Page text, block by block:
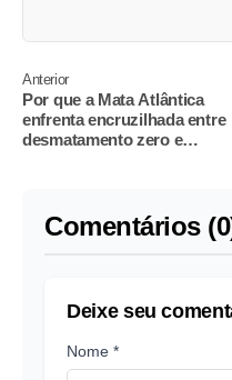
Anterior
Por que a Mata Atlântica
enfrenta encruzilhada entre
desmatamento zero e
Comentários
Deixe seu
Nome *